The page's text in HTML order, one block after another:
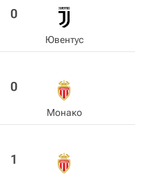
0
Ювентус
0
Монако
1